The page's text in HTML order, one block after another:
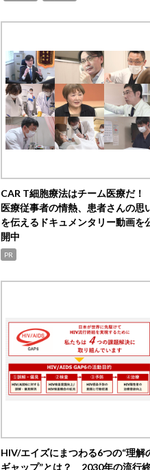
CAR T細胞療法はチーム医療だ！
医療従事者の情熱、患者さんの思
を伝えるドキュメンタリー動画を
開中
PR
HIV/エイズにまつわる6つの“理解
ギャップ”とは？ 2030年の流行